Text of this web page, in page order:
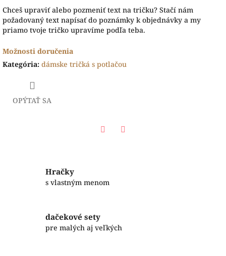
Chceš upraviť alebo pozmeniť text na tričku? Stačí nám
požadovaný text napísať do poznámky k objednávky a my
priamo tvoje tričko upravíme podľa teba.
Možnosti doručenia
Kategória: dámske tričká s potlačou
OPÝTAŤ SA
Hračky
s vlastným menom
dačekové sety
pre malých aj veľkých